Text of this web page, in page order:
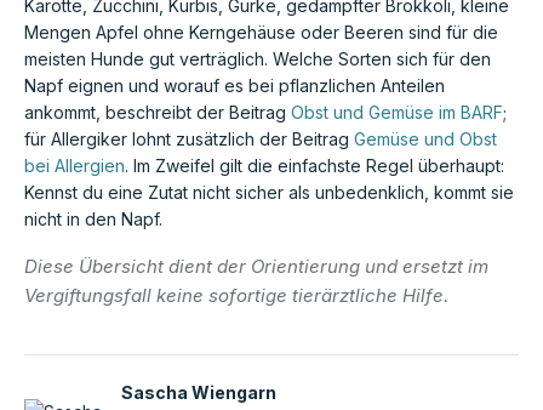
Karotte, Zucchini, Kürbis, Gurke, gedämpfter Brokkoli, kleine
Mengen Apfel ohne Kerngehäuse oder Beeren sind für die
meisten Hunde gut verträglich. Welche Sorten sich für den
Napf eignen und worauf es bei pflanzlichen Anteilen
ankommt, beschreibt der Beitrag Obst und Gemüse im BARF;
für Allergiker lohnt zusätzlich der Beitrag Gemüse und Obst
bei Allergien. Im Zweifel gilt die einfachste Regel überhaupt:
Kennst du eine Zutat nicht sicher als unbedenklich, kommt sie
nicht in den Napf.
Diese Übersicht dient der Orientierung und ersetzt im
Vergiftungsfall keine sofortige tierärztliche Hilfe.
Sascha Wiengarn